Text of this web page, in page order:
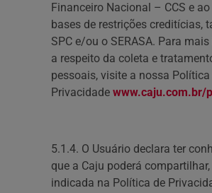
Financeiro Nacional – CCS e
bases de restrições creditícias,
SPC e/ou o SERASA. Para
a respeito da coleta e
pessoais, visite a nossa Política
Privacidade www.caju.com.br/
5.1.4. O Usuário declara ter
que a Caju poderá
indicada na Política de